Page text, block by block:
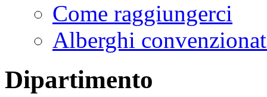
Come raggiungerci
Alberghi
Dipartimento